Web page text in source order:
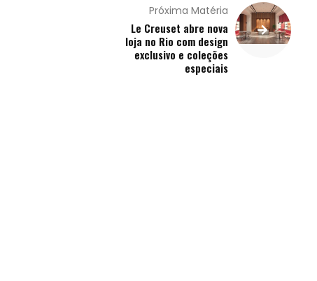
Próxima Matéria
Le Creuset abre nova
loja no Rio com design
exclusivo e coleções
especiais